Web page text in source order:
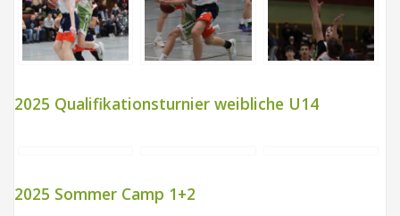
2025 Qualifikationsturnier weibliche U14
2025 Sommer Camp 1+2